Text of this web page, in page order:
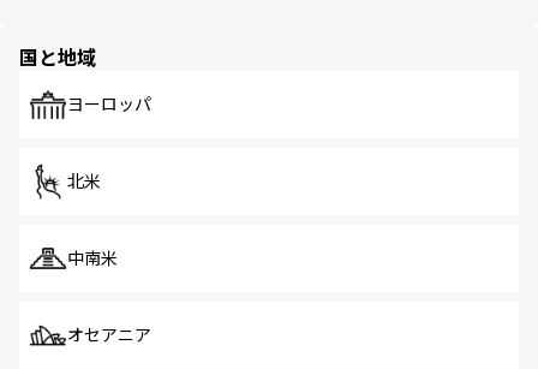
で、ホーカーズは地元の風情を楽しめる外せないスポット
国と地域
ヨーロッパ
北米
中南米
オセアニア